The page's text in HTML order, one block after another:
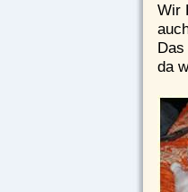
Wir
da